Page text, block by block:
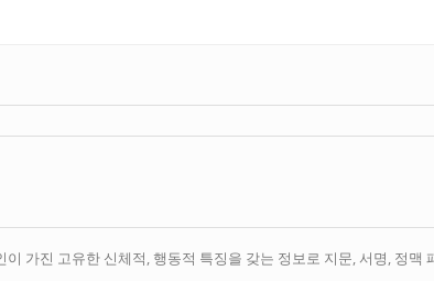
가진 고유한 신체적, 행동적 특징을 갖는 정보로 지문, 서명, 정맥